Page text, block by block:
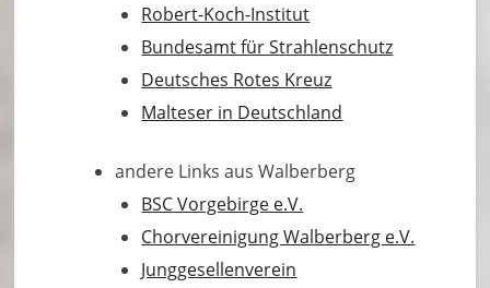
Robert-Koch-Institut
Bundesamt für Strahlenschutz
Deutsches Rotes Kreuz
Malteser in Deutschland
andere Links aus Walberberg
BSC Vorgebirge e.V.
Chorvereinigung Walberberg e.V.
Junggesellenverein